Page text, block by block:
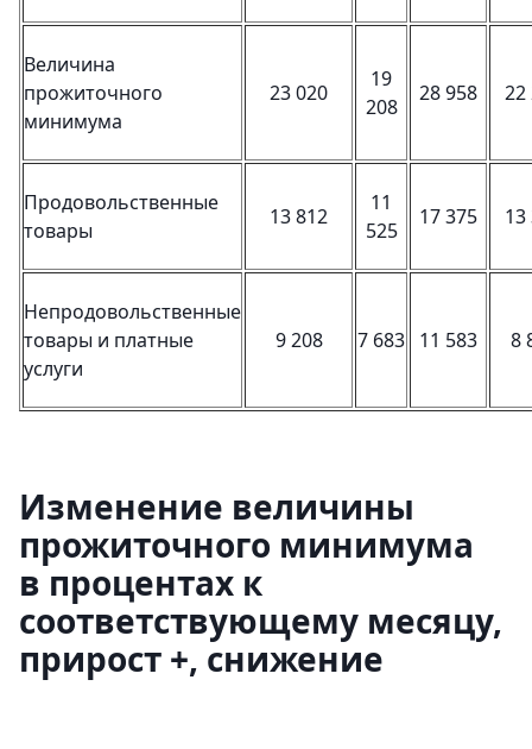
Величина
прожиточного
минимума
23 020
19
208
28 958 22
Продовольственные
товары
13 812
11
525
17 375 13
Непродовольственные
товары и платные
услуги
9 208 7 683 11 583 8
Изменение величины
прожиточного минимума
в процентах к
соответствующему месяцу,
прирост +, снижение